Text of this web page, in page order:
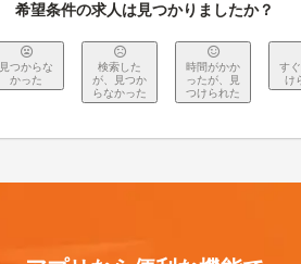
希望条件の求人は見つかりましたか？
見つからな
かった
検索した
が、見つか
らなかった
時間がかか
ったが、見
つけられた
す
け